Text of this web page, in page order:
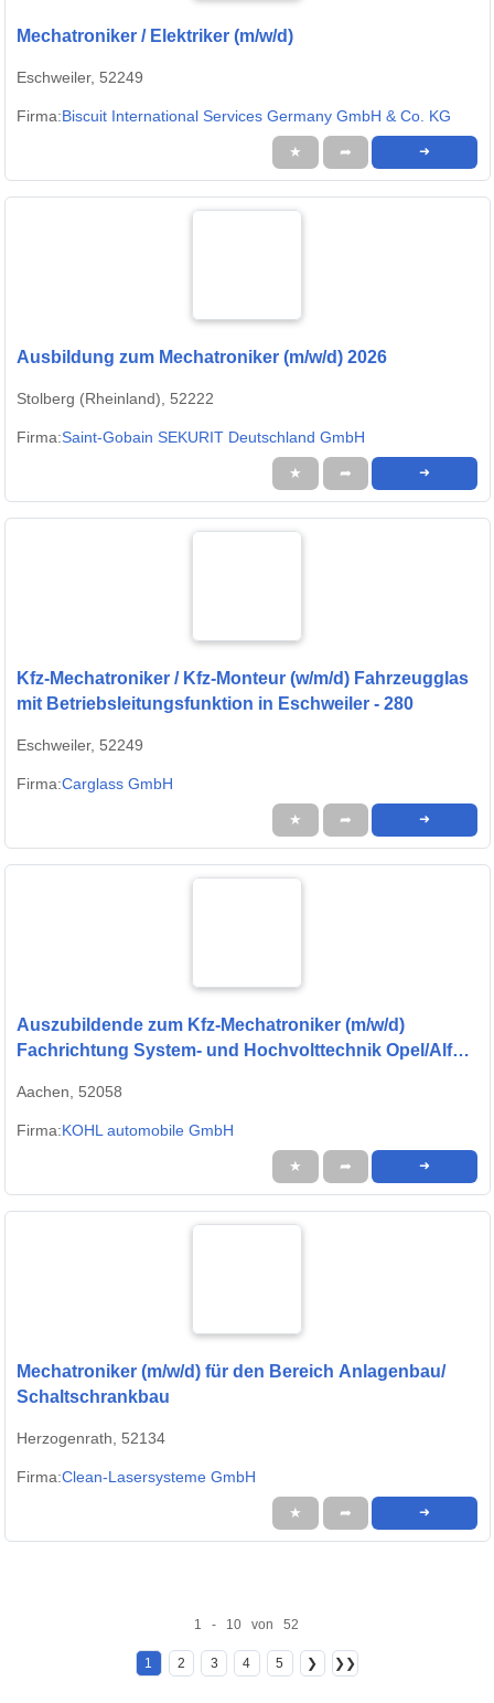
Mechatroniker / Elektriker (m/w/d)
Eschweiler, 52249
Firma:Biscuit International Services Germany GmbH & Co. KG
★ ➦ ➜
Ausbildung zum Mechatroniker (m/w/d) 2026
Stolberg (Rheinland), 52222
Firma:Saint-Gobain SEKURIT Deutschland GmbH
★ ➦ ➜
Kfz-Mechatroniker / Kfz-Monteur (w/m/d) Fahrzeugglas
mit Betriebsleitungsfunktion in Eschweiler - 280
Eschweiler, 52249
Firma:Carglass GmbH
★ ➦ ➜
Auszubildende zum Kfz-Mechatroniker (m/w/d)
Fachrichtung System- und Hochvolttechnik Opel/Alfa
Aachen, 52058
Firma:KOHL automobile GmbH
★ ➦ ➜
Mechatroniker (m/w/d) für den Bereich Anlagenbau/
Schaltschrankbau
Herzogenrath, 52134
Firma:Clean-Lasersysteme GmbH
★ ➦ ➜
1 - 10 von 52
1 2 3 4 5 ❯ ❯❯